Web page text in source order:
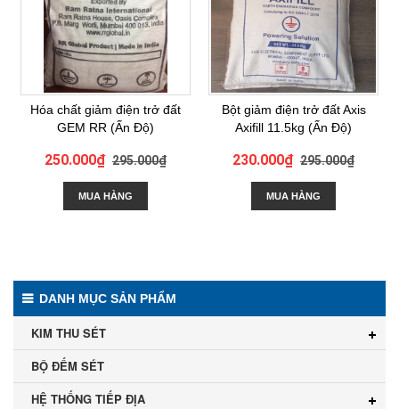
Hóa chất giảm điện trở đất
GEM RR (Ấn Độ)
250.000₫ 295.000₫
MUA HÀNG
Bột giảm điện trở đất Axis
Axifill 11.5kg (Ấn Độ)
230.000₫ 295.000₫
MUA HÀNG
DANH MỤC SẢN PHẨM
KIM THU SÉT
BỘ ĐẾM SÉT
HỆ THỐNG TIẾP ĐỊA